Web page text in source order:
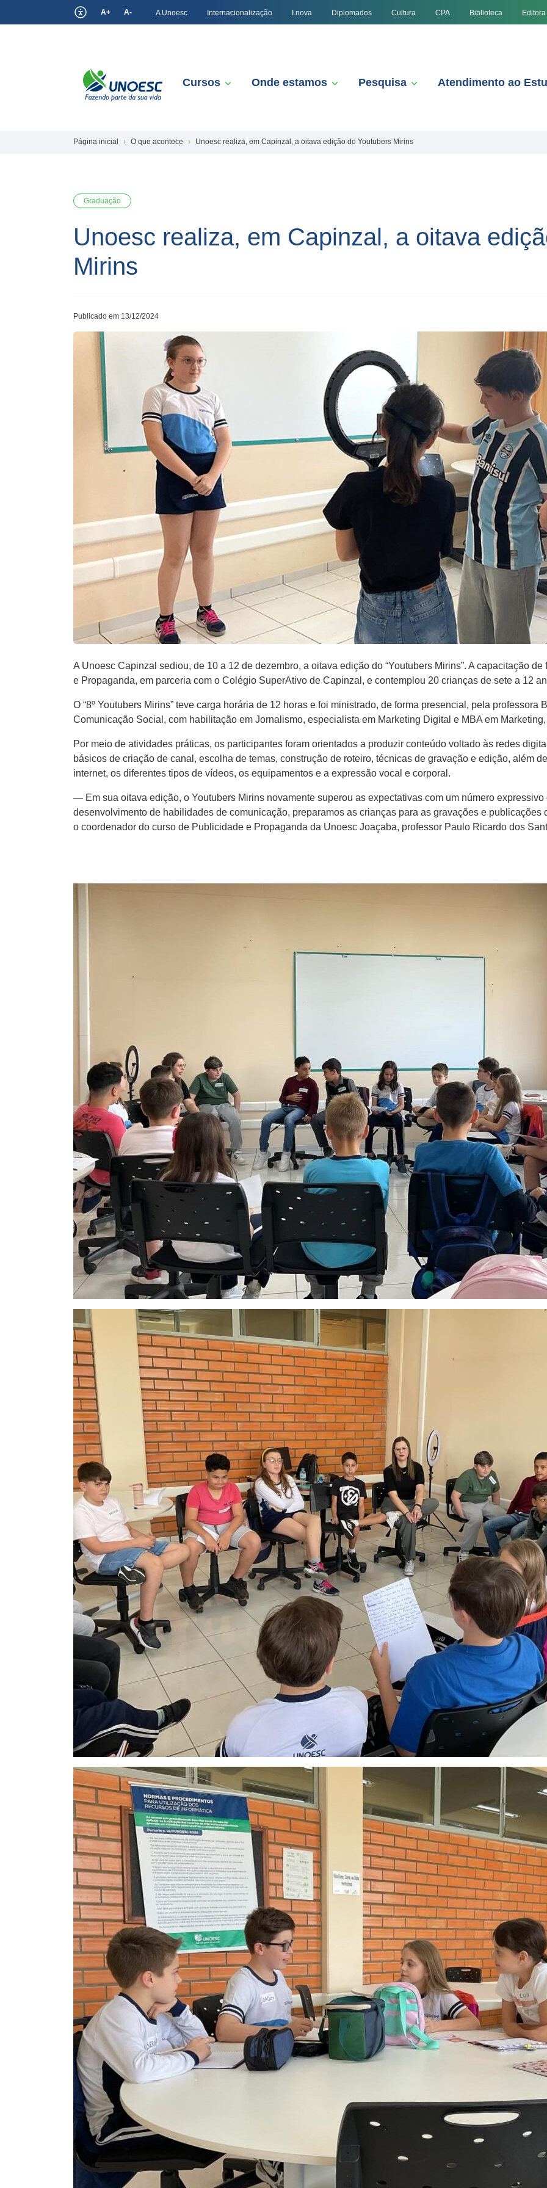
A+ A- A Unoesc Internacionalização I.nova Diplomados Cultura CPA Biblioteca Editora
Cursos Onde estamos Pesquisa Atendimento ao
Página inicial O que acontece Unoesc realiza, em Capinzal, a oitava edição do Youtubers Mirins
Graduação
Unoesc realiza, em Capinzal, a oitava
Mirins
Publicado em 13/12/2024
A Unoesc Capinzal sediou, de 10 a 12 de dezembro, a oitava edição do “Youtubers Mirins”. A capacitação
e Propaganda, em parceria com o Colégio SuperAtivo de Capinzal, e contemplou 20 crianças de sete a 12
O “8º Youtubers Mirins” teve carga horária de 12 horas e foi ministrado, de forma presencial, pela
Comunicação Social, com habilitação em Jornalismo, especialista em Marketing Digital e MBA em
Por meio de atividades práticas, os participantes foram orientados a produzir conteúdo voltado às redes
básicos de criação de canal, escolha de temas, construção de roteiro, técnicas de gravação e edição, além
internet, os diferentes tipos de vídeos, os equipamentos e a expressão vocal e corporal.
— Em sua oitava edição, o Youtubers Mirins novamente superou as expectativas com um número
desenvolvimento de habilidades de comunicação, preparamos as crianças para as gravações e
o coordenador do curso de Publicidade e Propaganda da Unoesc Joaçaba, professor Paulo Ricardo dos